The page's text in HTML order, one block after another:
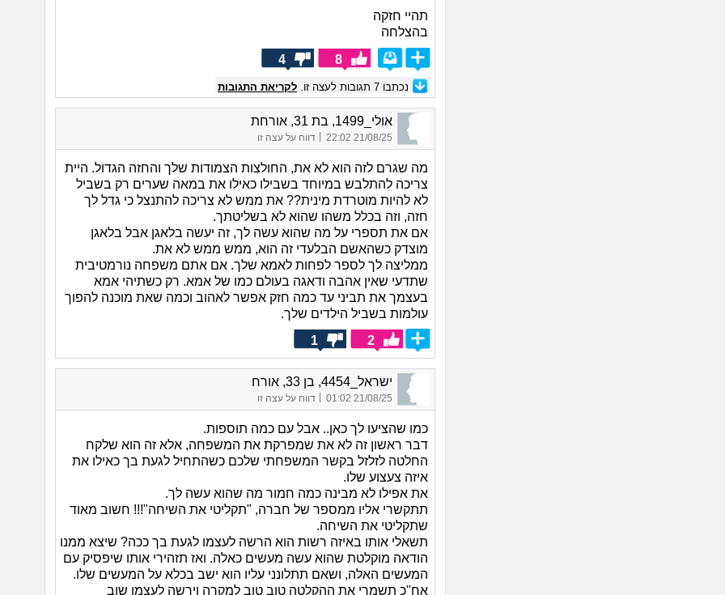
תהיי חזקה
בהצלחה
8
4
נכתבו 7 תגובות לעצה זו. לקריאת התגובות
אולי_1499, בת 31, אורחת
21/08/25 22:02
| דווח על עצה זו
מה שגרם לזה הוא לא את, החולצות הצמודות שלך והחזה הגדול. היית
צריכה להתלבש במיוחד בשבילו כאילו את במאה שערים רק בשביל
לא להיות מוטרדת מינית?? את ממש לא צריכה להתנצל כי גדל לך
חזה, וזה בכלל משהו שהוא לא בשליטתך.
אם את תספרי על מה שהוא עשה לך, זה יעשה בלאגן אבל בלאגן
מוצדק כשהאשם הבלעדי זה הוא, ממש ממש לא את.
ממליצה לך לספר לפחות לאמא שלך. אם אתם משפחה נורמטיבית
שתדעי שאין אהבה ודאגה בעולם כמו של אמא. רק כשתיהי אמא
בעצמך את תביני עד כמה חזק אפשר לאהוב וכמה שאת מוכנה להפוך
עולמות בשביל הילדים שלך.
2
1
ישראל_4454, בן 33, אורח
21/08/25 01:02 דווח על עצה זו
כמו שהציעו לך כאן.. אבל עם כמה תוספות.
דבר ראשון זה לא את שמפרקת את המשפחה, אלא זה הוא שלקח
החלטה לזלזל בקשר המשפחתי שלכם כשהתחיל לגעת בך כאילו את
איזה צעצוע שלו.
את אפילו לא מבינה כמה חמור מה שהוא עשה לך.
תתקשרי אליו ממספר של חברה, "תקליטי את השיחה"!!! חשוב מאוד
שתקליטי את השיחה.
תשאלי אותו באיזה רשות הוא הרשה לעצמו לגעת בך ככה? שיצא ממנו
הודאה מוקלטת שהוא עשה מעשים כאלה. ואז תזהירי אותו שיפסיק עם
המעשים האלה, ושאם תתלונני עליו הוא ישב בכלא על המעשים שלו.
אח"כ תשמרי את ההקלטה טוב טוב למקרה וירשה לעצמו שוב